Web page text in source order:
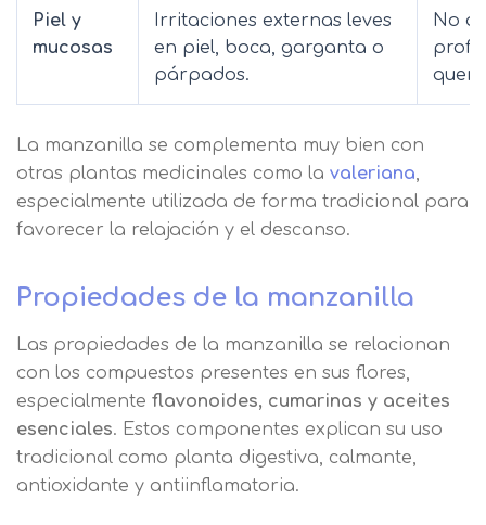
Piel y
mucosas
Irritaciones externas leves
en piel, boca, garganta o
párpados.
No
La manzanilla se complementa muy bien con
otras plantas medicinales como la valeriana,
especialmente utilizada de forma tradicional para
favorecer la relajación y el descanso.
Propiedades de la manzanilla
Las propiedades de la manzanilla se relacionan
con los compuestos presentes en sus flores,
especialmente flavonoides, cumarinas y aceites
esenciales. Estos componentes explican su uso
tradicional como planta digestiva, calmante,
antioxidante y antiinflamatoria.